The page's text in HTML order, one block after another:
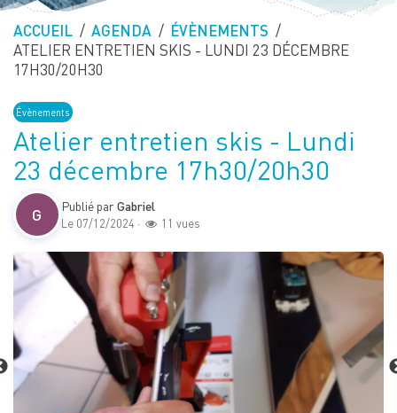
ACCUEIL AGENDA
ÉVÈNEMENTS
PAGE ACTUELLE :
ATELIER ENTRETIEN SKIS - LUNDI 23 DÉCEMBRE
17H30/20H30
Évènements
Atelier entretien skis - Lundi
23 décembre 17h30/20h30
G Publié parGabriel
Le 07/12/2024 · 11 vues